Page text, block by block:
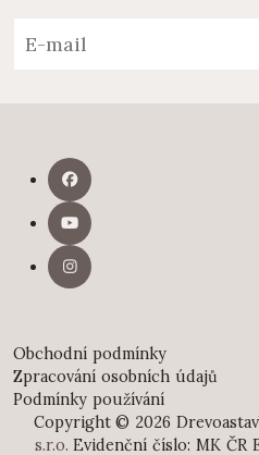
Obchodní podmínky
Zpracování osobních údajů
Podmínky používání
Copyright © 2026
s.r.o. Evidenční číslo: MK ČR